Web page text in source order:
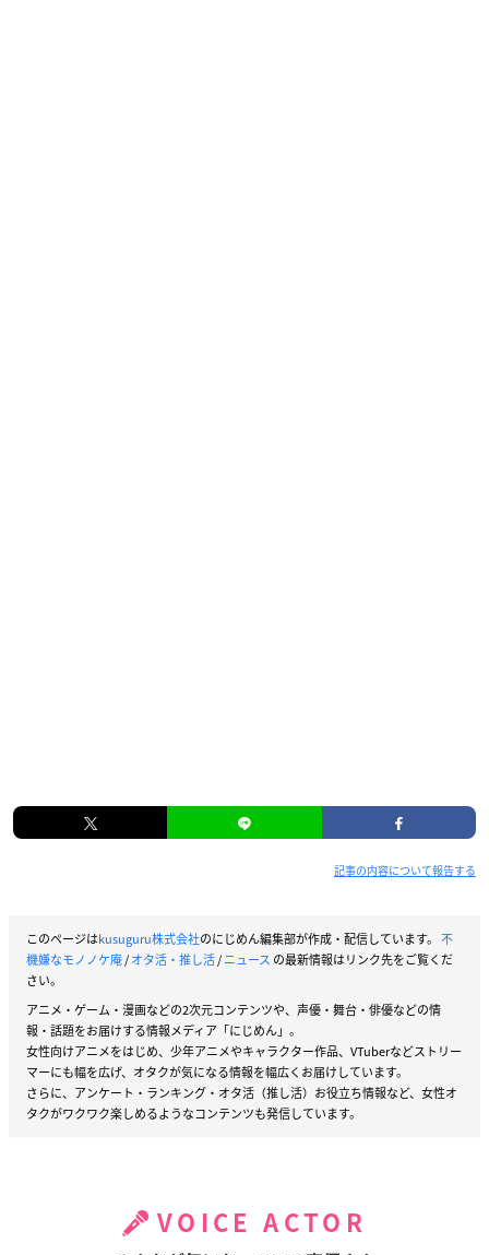
記事の内容について報告する
このページはkusuguru株式会社のにじめん編集部が作成・配信しています。 不
機嫌なモノノケ庵/オタ活・推し活/ニュース の最新情報はリンク先をご覧くだ
さい。
アニメ・ゲーム・漫画などの2次元コンテンツや、声優・舞台・俳優などの情
報・話題をお届けする情報メディア「にじめん」。
女性向けアニメをはじめ、少年アニメやキャラクター作品、VTuberなどストリー
マーにも幅を広げ、オタクが気になる情報を幅広くお届けしています。
さらに、アンケート・ランキング・オタ活（推し活）お役立ち情報など、女性オ
タクがワクワク楽しめるようなコンテンツも発信しています。
VOICE ACTOR